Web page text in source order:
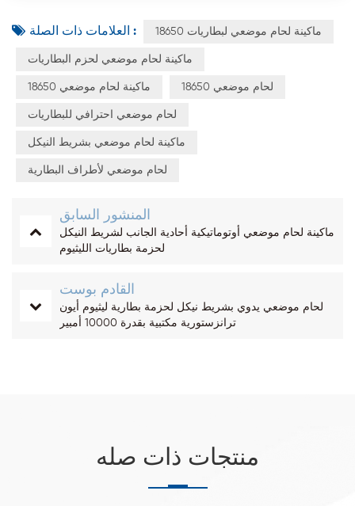
العلامات ذات الصلة : ماكينة لحام موضعي لبطاريات 18650
ماكينة لحام موضعي لحزم البطاريات
ماكينة لحام موضعي 18650 لحام موضعي 18650
لحام موضعي احترافي للبطاريات
ماكينة لحام موضعي بشريط النيكل
لحام موضعي لأطراف البطارية
المنشور السابق
ماكينة لحام موضعي أوتوماتيكية أحادية الجانب لشريط النيكل
لحزمة بطاريات الليثيوم
القادم بوست
لحام موضعي يدوي بشريط نيكل لحزمة بطارية ليثيوم أيون
ترانزستورية مكتبية بقدرة 10000 أمبير
منتجات ذات صله